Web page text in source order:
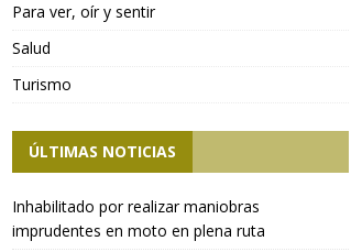
Para ver, oír y sentir
Salud
Turismo
ÚLTIMAS NOTICIAS
Inhabilitado por realizar maniobras
imprudentes en moto en plena ruta